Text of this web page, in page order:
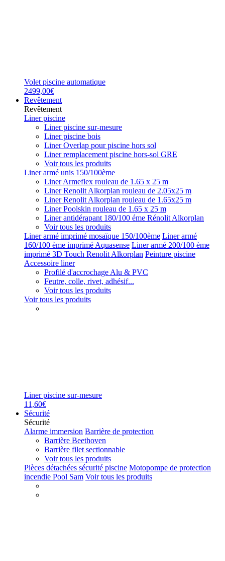
Volet piscine automatique
2499,00€
Revêtement
Revêtement
Liner piscine
Liner piscine sur-mesure
Liner piscine bois
Liner Overlap pour piscine hors sol
Liner remplacement piscine hors-sol GRE
Voir tous les produits
Liner armé unis 150/100ème
Liner Armeflex rouleau de 1.65 x 25 m
Liner Renolit Alkorplan rouleau de 2.05x25 m
Liner Renolit Alkorplan rouleau de 1.65x25 m
Liner Poolskin rouleau de 1.65 x 25 m
Liner antidérapant 180/100 éme Rénolit Alkorplan
Voir tous les produits
Liner armé imprimé mosaïque 150/100ème Liner armé
160/100 ème imprimé Aquasense Liner armé 200/100 ème
imprimé 3D Touch Renolit Alkorplan Peinture piscine
Accessoire liner
Profilé d'accrochage Alu & PVC
Feutre, colle, rivet, adhésif...
Voir tous les produits
Voir tous les produits
Liner piscine sur-mesure
11,60€
Sécurité
Sécurité
Alarme immersion Barrière de protection
Barrière Beethoven
Barrière filet sectionnable
Voir tous les produits
Pièces détachées sécurité piscine Motopompe de protection
incendie Pool Sam Voir tous les produits